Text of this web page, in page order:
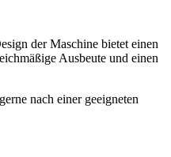
der Maschine bietet einen
Ausbeute und einen
nach einer geeigneten